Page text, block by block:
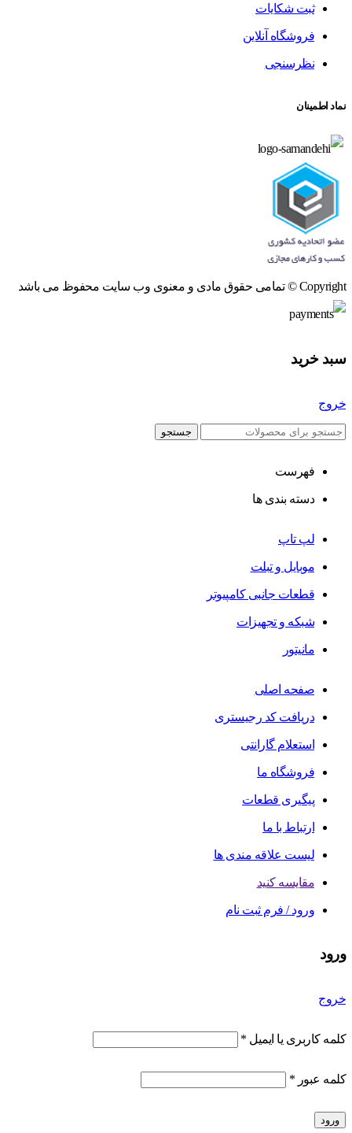
ثبت شکایات
فروشگاه آنلاین
نظرسنجی
نماد اطمینان
Copyright © تمامی حقوق مادی و معنوی وب سایت محفوظ می باشد
سبد خرید
خروج
جستجو
فهرست
دسته بندی ها
لپ تاپ
موبایل و تبلت
قطعات جانبی کامپیوتر
شبکه و تجهیزات
مانیتور
صفحه اصلی
دریافت کد رجیستری
استعلام گارانتی
فروشگاه ما
پیگیری قطعات
ارتباط با ما
لیست علاقه مندی ها
مقایسه کنید
ورود / فرم ثبت نام
ورود
خروج
کلمه کاربری یا ایمیل *
کلمه عبور *
ورود